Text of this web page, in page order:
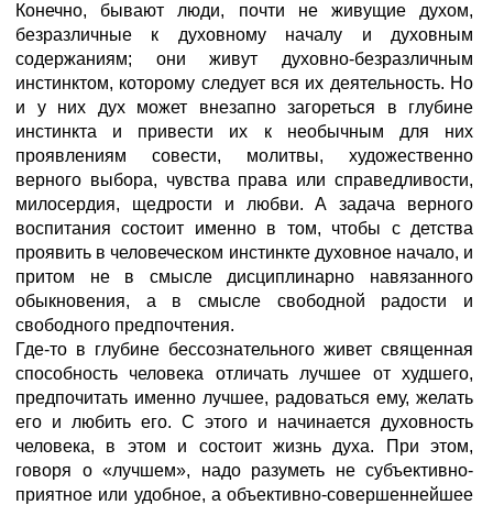
Конечно, бывают люди, почти не живущие духом,
безразличные к духовному началу и духовным
содержаниям; они живут духовно-безразличным
инстинктом, которому следует вся их деятельность. Но
и у них дух может внезапно загореться в глубине
инстинкта и привести их к необычным для них
проявлениям совести, молитвы, художественно
верного выбора, чувства права или справедливости,
милосердия, щедрости и любви. А задача верного
воспитания состоит именно в том, чтобы с детства
проявить в человеческом инстинкте духовное начало, и
притом не в смысле дисциплинарно навязанного
обыкновения, а в смысле свободной радости и
свободного предпочтения.
Где-то в глубине бессознательного живет священная
способность человека отличать лучшее от худшего,
предпочитать именно лучшее, радоваться ему, желать
его и любить его. С этого и начинается духовность
человека, в этом и состоит жизнь духа. При этом,
говоря о «лучшем», надо разуметь не субъективно-
приятное или удобное, а объективно-совершеннейшее